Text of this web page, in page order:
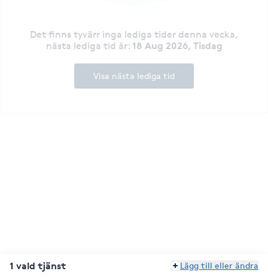
Det finns tyvärr inga lediga tider denna vecka,
nästa lediga tid är: 18 Aug 2026, Tisdag
Visa nästa lediga tid
1 vald tjänst Lägg till eller ändra